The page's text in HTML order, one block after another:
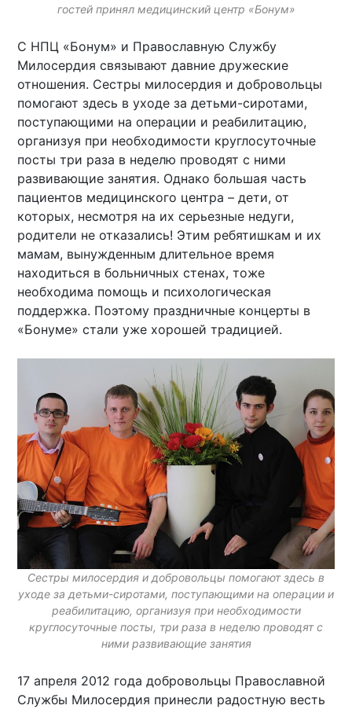
гостей принял медицинский центр «Бонум»
С НПЦ «Бонум» и Православную Службу
Милосердия связывают давние дружеские
отношения. Сестры милосердия и добровольцы
помогают здесь в уходе за детьми-сиротами,
поступающими на операции и реабилитацию,
организуя при необходимости круглосуточные
посты три раза в неделю проводят с ними
развивающие занятия. Однако большая часть
пациентов медицинского центра – дети, от
которых, несмотря на их серьезные недуги,
родители не отказались! Этим ребятишкам и их
мамам, вынужденным длительное время
находиться в больничных стенах, тоже
необходима помощь и психологическая
поддержка. Поэтому праздничные концерты в
«Бонуме» стали уже хорошей традицией.
Сестры милосердия и добровольцы помогают здесь в
уходе за детьми-сиротами, поступающими на операции и
реабилитацию, организуя при необходимости
круглосуточные посты, три раза в неделю проводят с
ними развивающие занятия
17 апреля 2012 года добровольцы Православной
Службы Милосердия принесли радостную весть